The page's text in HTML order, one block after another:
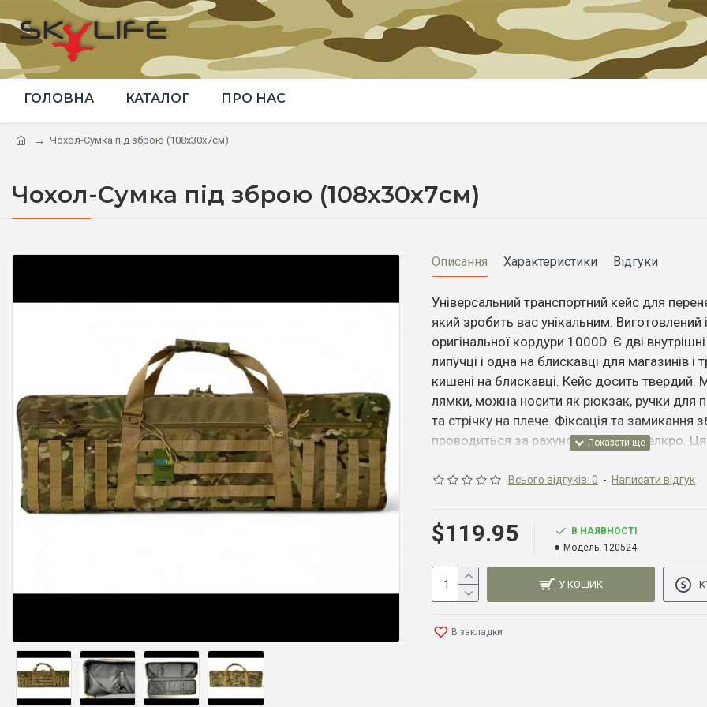
ГОЛОВНА КАТАЛОГ ПРО НАС
Чохол-Сумка під зброю (108x30x7см)
Чохол-Сумка під зброю (108x30x7см)
Описання Характеристики Відгуки
Універсальний транспортний кейс для
який зробить вас унікальним. Виготовлений
оригінальної кордури 1000D. Є дві
липучці і одна на блискавці для магазинів і
кишені на блискавці. Кейс досить твердий.
лямки, можна носити як рюкзак, ручки для
та стрічку на плече. Фіксація та замикання
проводиться за рахунок строп на велкро.
зручний транспорт ваших цінних збройових
Сумка поєднує високу якість,
зручність, забезпечуючи надійний захист та
Особливості:
Три види носіння:
кишені, що робить носіння сумки стильним
Всього відгуків: 0 - Написати відгук
$119.95
В НАЯВНОСТІ
Модель: 120524
У КОШИК
В закладки